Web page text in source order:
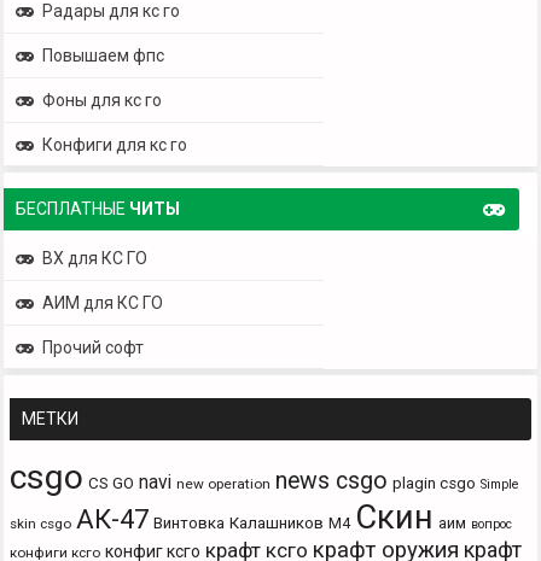
Радары для кс го
Повышаем фпс
Фоны для кс го
Конфиги для кс го
БЕСПЛАТНЫЕ ЧИТЫ
ВХ для КС ГО
АИМ для КС ГО
Прочий софт
МЕТКИ
csgo CS GO navi new operation news csgo plagin csgo Simple
skin csgo АК-47 Винтовка Калашников М4 Скин аим вопрос
конфиги ксго конфиг ксго крафт ксго крафт оружия крафт